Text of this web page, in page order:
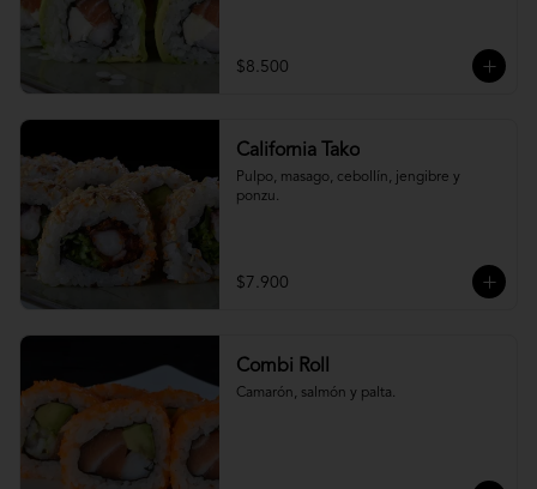
$8.500
California Tako
Pulpo, masago, cebollín, jengibre y
ponzu.
$7.900
Combi Roll
Camarón, salmón y palta.